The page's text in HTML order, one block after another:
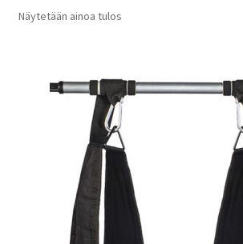
Näytetään ainoa tulos